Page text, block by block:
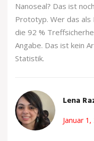
Nanoseal? Das ist
Prototyp. Wer das als
die 92 %
Angabe. Das ist kein
Statistik.
Lena
Januar